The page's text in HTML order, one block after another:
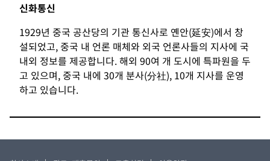
신화통신
1929년 중국 공산당의 기관 통신사로 옌안(延安)에서 창
설되었고, 중국 내 언론 매체와 외국 언론사들의 지사에 국
내외 정보를 제공합니다. 해외 90여 개 도시에 특파원을 두
고 있으며, 중국 내에 30개 분사(分社), 10개 지사를 운영
하고 있습니다.